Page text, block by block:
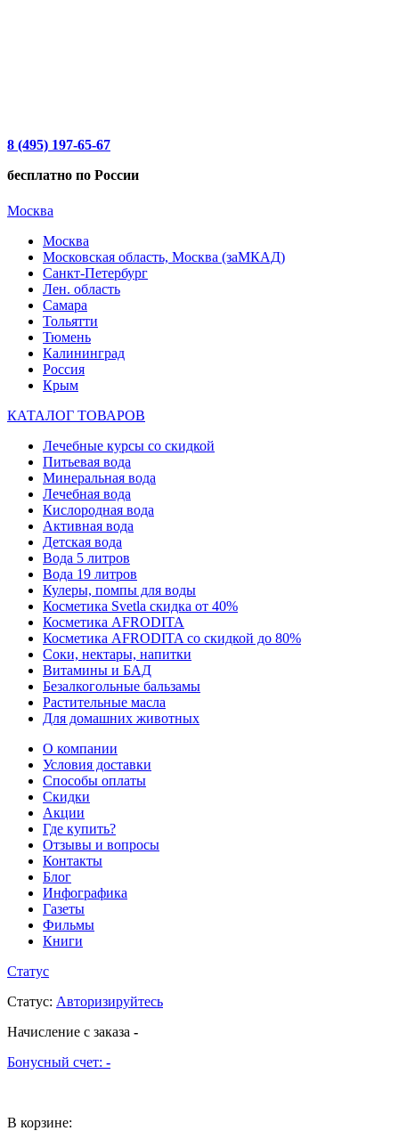
8 (495) 197-65-67
бесплатно по России
Москва
Москва
Московская область, Москва (заМКАД)
Санкт-Петербург
Лен. область
Самара
Тольятти
Тюмень
Калининград
Россия
Крым
КАТАЛОГ ТОВАРОВ
Лечебные курсы со скидкой
Питьевая вода
Минеральная вода
Лечебная вода
Кислородная вода
Активная вода
Детская вода
Вода 5 литров
Вода 19 литров
Кулеры, помпы для воды
Косметика Svetla скидка от 40%
Косметика AFRODITA
Косметика AFRODITA со скидкой до 80%
Соки, нектары, напитки
Витамины и БАД
Безалкогольные бальзамы
Растительные масла
Для домашних животных
О компании
Условия доставки
Способы оплаты
Скидки
Акции
Где купить?
Отзывы и вопросы
Контакты
Блог
Инфографика
Газеты
Фильмы
Книги
Статус
Статус: Авторизируйтесь
Начисление с заказа -
Бонусный счет: -
В корзине: